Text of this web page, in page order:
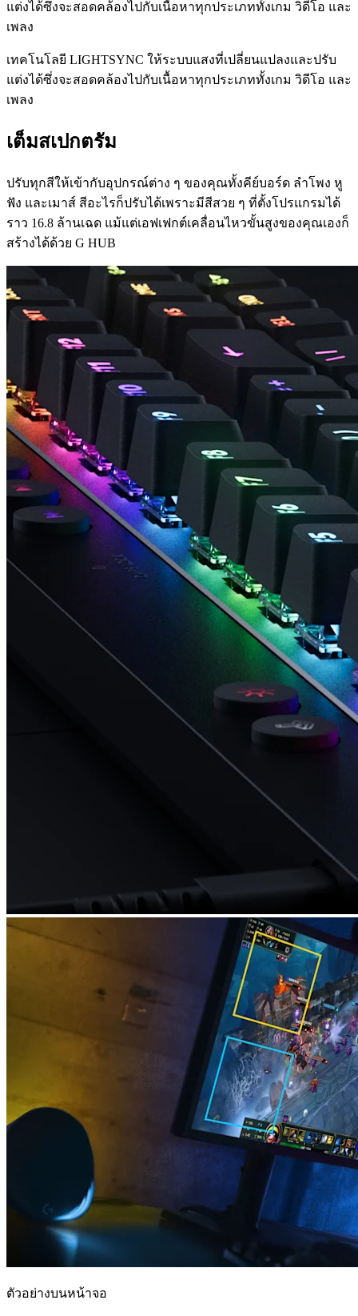
แต่งได้ซึ่งจะสอดคล้องไปกับเนื้อหาทุกประเภททั้งเกม วิดีโอ และ
เพลง
เทคโนโลยี LIGHTSYNC ให้ระบบแสงที่เปลี่ยนแปลงและปรับ
แต่งได้ซึ่งจะสอดคล้องไปกับเนื้อหาทุกประเภททั้งเกม วิดีโอ และ
เพลง
เต็มสเปกตรัม
ปรับทุกสีให้เข้ากับอุปกรณ์ต่าง ๆ ของคุณทั้งคีย์บอร์ด ลำโพง หู
ฟัง และเมาส์ สีอะไรก็ปรับได้เพราะมีสีสวย ๆ ที่ตั้งโปรแกรมได้
ราว 16.8 ล้านเฉด แม้แต่เอฟเฟกต์เคลื่อนไหวขั้นสูงของคุณเองก็
สร้างได้ด้วย G HUB
ตัวอย่างบนหน้าจอ